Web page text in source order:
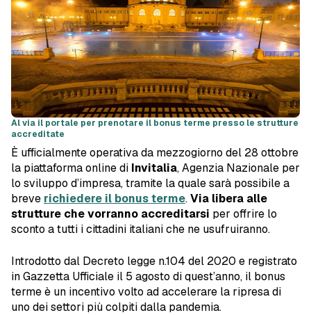
Al via il portale per prenotare il bonus terme presso le strutture
accreditate
È ufficialmente operativa da mezzogiorno del 28 ottobre
la piattaforma online di Invitalia, Agenzia Nazionale per
lo sviluppo d’impresa, tramite la quale sarà possibile a
breve richiedere il bonus terme.Via libera alle
strutture che vorranno accreditarsi per offrire lo
sconto a tutti i cittadini italiani che ne usufruiranno.
Introdotto dal Decreto legge n.104 del 2020 e registrato
in Gazzetta Ufficiale il 5 agosto di quest’anno, il bonus
terme è un incentivo volto ad accelerare la ripresa di
uno dei settori più colpiti dalla pandemia.